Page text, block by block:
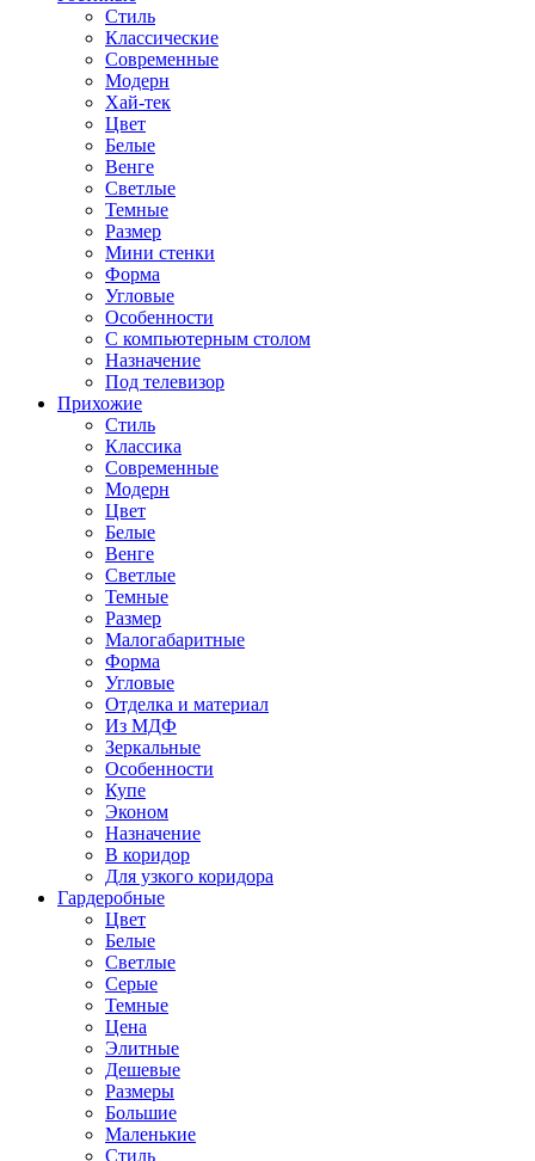
Стиль
Классические
Современные
Модерн
Хай-тек
Цвет
Белые
Венге
Светлые
Темные
Размер
Мини стенки
Форма
Угловые
Особенности
С компьютерным столом
Назначение
Под телевизор
Прихожие
Стиль
Классика
Современные
Модерн
Цвет
Белые
Венге
Светлые
Темные
Размер
Малогабаритные
Форма
Угловые
Отделка и материал
Из МДФ
Зеркальные
Особенности
Купе
Эконом
Назначение
В коридор
Для узкого коридора
Гардеробные
Цвет
Белые
Светлые
Серые
Темные
Цена
Элитные
Дешевые
Размеры
Большие
Маленькие
Стиль